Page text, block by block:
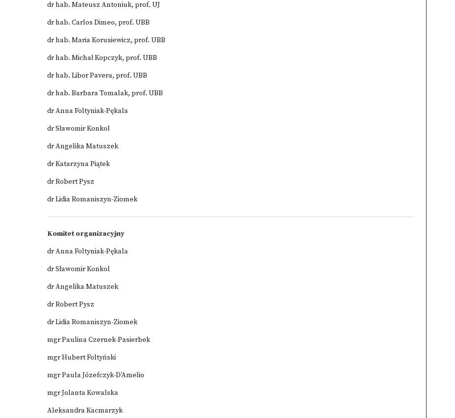
dr hab. Mateusz Antoniuk, prof. UJ
dr hab. Carlos Dimeo, prof. UBB
dr hab. Maria Korusiewicz, prof. UBB
dr hab. Michał Kopczyk, prof. UBB
dr hab. Libor Pavera, prof. UBB
dr hab. Barbara Tomalak, prof. UBB
dr Anna Foltyniak-Pękala
dr Sławomir Konkol
dr Angelika Matuszek
dr Katarzyna Piątek
dr Robert Pysz
dr Lidia Romaniszyn-Ziomek
Komitet organizacyjny
dr Anna Foltyniak-Pękala
dr Sławomir Konkol
dr Angelika Matuszek
dr Robert Pysz
dr Lidia Romaniszyn-Ziomek
mgr Paulina Czernek-Pasierbek
mgr Hubert Foltyński
mgr Paula Józefczyk-D’Amelio
mgr Jolanta Kowalska
Aleksandra Kacmarzyk